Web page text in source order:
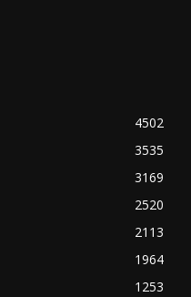
4502
3535
3169
2520
2113
1964
1253